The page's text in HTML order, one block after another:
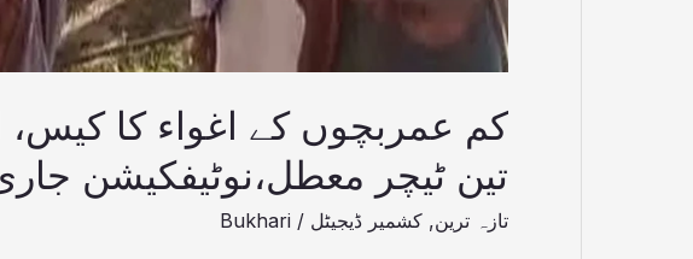
کم عمربچوں کے اغواء کا
تین ٹیچر معطل،نوٹیفکیشن
تازہ ترین, کشمیر ڈیجیٹل /
Bukhari